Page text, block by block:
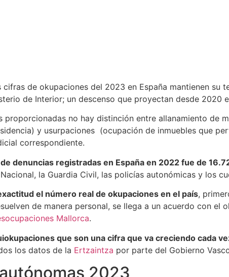
de okupaciones del 2023 en España mantienen su
de Interior; un descenso que proyectan desde 2020
proporcionadas no hay distinción entre allanamiento de
y usurpaciones (ocupación de inmuebles que
correspondiente.
denuncias registradas en España en 2022 fue de
la Guardia Civil, las policías autonómicas y los
el número real de okupaciones en el país,
de manera personal, se llega a un acuerdo con el
Mallorca.
que son una cifra que va creciendo cada
los datos de la Ertzaintza por parte del Gobierno
2023